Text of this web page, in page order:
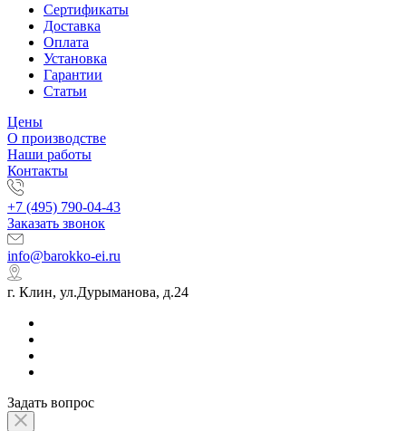
Сертификаты
Доставка
Оплата
Установка
Гарантии
Статьи
Цены
О производстве
Наши работы
Контакты
+7 (495) 790-04-43
Заказать звонок
info@barokko-ei.ru
г. Клин, ул.Дурыманова, д.24
Задать вопрос